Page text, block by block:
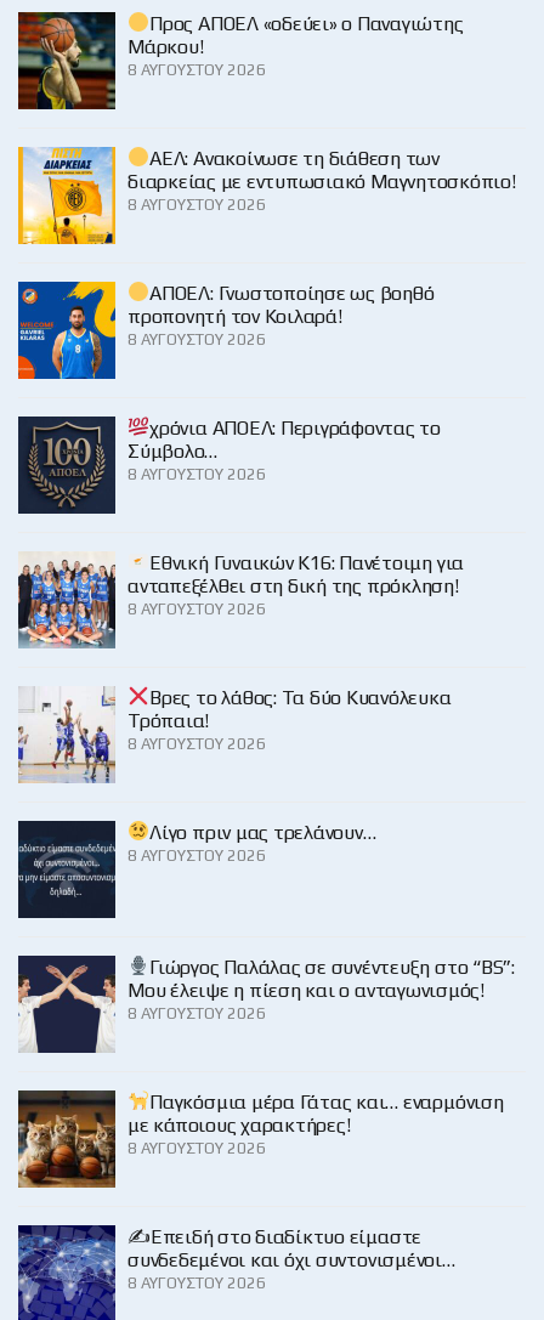
Προς ΑΠΟΕΛ «οδεύει» ο Παναγιώτης
Μάρκου!
8 ΑΥΓΟΎΣΤΟΥ 2026
ΑΕΛ: Ανακοίνωσε τη διάθεση των
διαρκείας με εντυπωσιακό Μαγνητοσκόπιο!
8 ΑΥΓΟΎΣΤΟΥ 2026
ΑΠΟΕΛ: Γνωστοποίησε ως βοηθό
προπονητή τον Κοιλαρά!
8 ΑΥΓΟΎΣΤΟΥ 2026
χρόνια ΑΠΟΕΛ: Περιγράφοντας το
Σύμβολο…
8 ΑΥΓΟΎΣΤΟΥ 2026
Εθνική Γυναικών Κ16: Πανέτοιμη για
ανταπεξέλθει στη δική της πρόκληση!
8 ΑΥΓΟΎΣΤΟΥ 2026
Βρες το λάθος: Τα δύο Κυανόλευκα
Τρόπαια!
8 ΑΥΓΟΎΣΤΟΥ 2026
Λίγο πριν μας τρελάνουν…
8 ΑΥΓΟΎΣΤΟΥ 2026
Γιώργος Παλάλας σε συνέντευξη στο “BS”:
Μου έλειψε η πίεση και ο ανταγωνισμός!
8 ΑΥΓΟΎΣΤΟΥ 2026
Παγκόσμια μέρα Γάτας και… εναρμόνιση
με κάποιους χαρακτήρες!
8 ΑΥΓΟΎΣΤΟΥ 2026
✍️Επειδή στο διαδίκτυο είμαστε
συνδεδεμένοι και όχι συντονισμένοι…
8 ΑΥΓΟΎΣΤΟΥ 2026